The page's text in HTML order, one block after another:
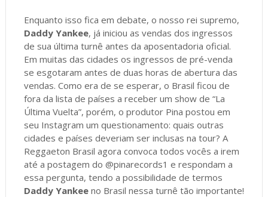
Enquanto isso fica em debate, o nosso rei supremo,
Daddy Yankee, já iniciou as vendas dos ingressos
de sua última turnê antes da aposentadoria oficial.
Em muitas das cidades os ingressos de pré-venda
se esgotaram antes de duas horas de abertura das
vendas. Como era de se esperar, o Brasil ficou de
fora da lista de países a receber um show de “La
Última Vuelta”, porém, o produtor Pina postou em
seu Instagram um questionamento: quais outras
cidades e países deveriam ser inclusas na tour? A
Reggaeton Brasil agora convoca todos vocês a irem
até a postagem do @pinarecords1 e respondam a
essa pergunta, tendo a possibilidade de termos
Daddy Yankeeno Brasil nessa turnê tão importante!